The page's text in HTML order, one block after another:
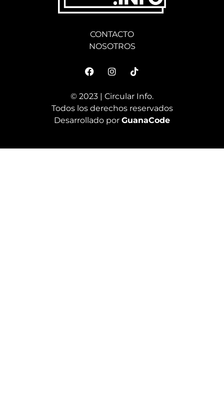
CONTACTO
NOSOTROS
© 2023 | Circular Info.
Todos los derechos reservados
Desarrollado por GuanaCode